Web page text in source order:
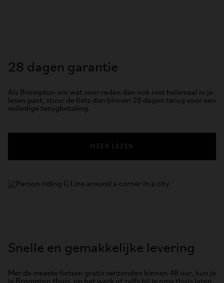
28 dagen garantie
Als Brompton om wat voor reden dan ook niet helemaal in je
leven past, stuur de fiets dan binnen 28 dagen terug voor een
volledige terugbetaling.
MEER LEZEN
Snelle en gemakkelijke levering
Met de meeste fietsen gratis verzonden binnen 48 uur, kun je